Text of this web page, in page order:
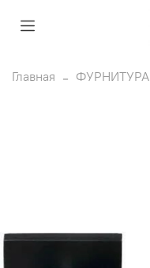
Главная ФУРНИТУРА